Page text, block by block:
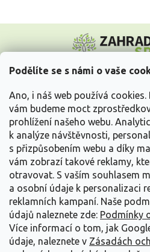
Podělíte se s námi o vaše
Ano, i náš web používá
vám budeme moct
prohlížení našeho webu.
k analýze návštěvnosti,
s přizpůsobením webu a díky
vám zobrazí takové reklamy,
otravovat. S vaším souhlasem
a osobní údaje k personalizaci
reklamních kampaní. Naše
údajů naleznete zde: Podmínky
Více informací o tom, jak
údaje, naleznete v Zásadách
p
Vše o nákupu
Informace pro Vás
Kontakujte nás